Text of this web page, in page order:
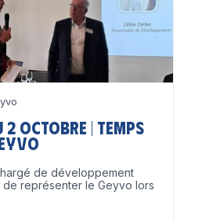
2 octobre | Temps
de développement
de représenter le Geyvo lors